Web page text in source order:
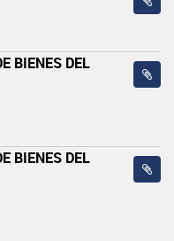
BIENES DEL
BIENES DEL